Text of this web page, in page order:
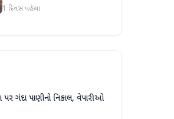
એકમો સીલ, રૂ. ૧૬.૧૪ લાખનો
1 દિવસ પહેલા
પર ગંદા પાણીનો નિકાલ, વેપારીઓ